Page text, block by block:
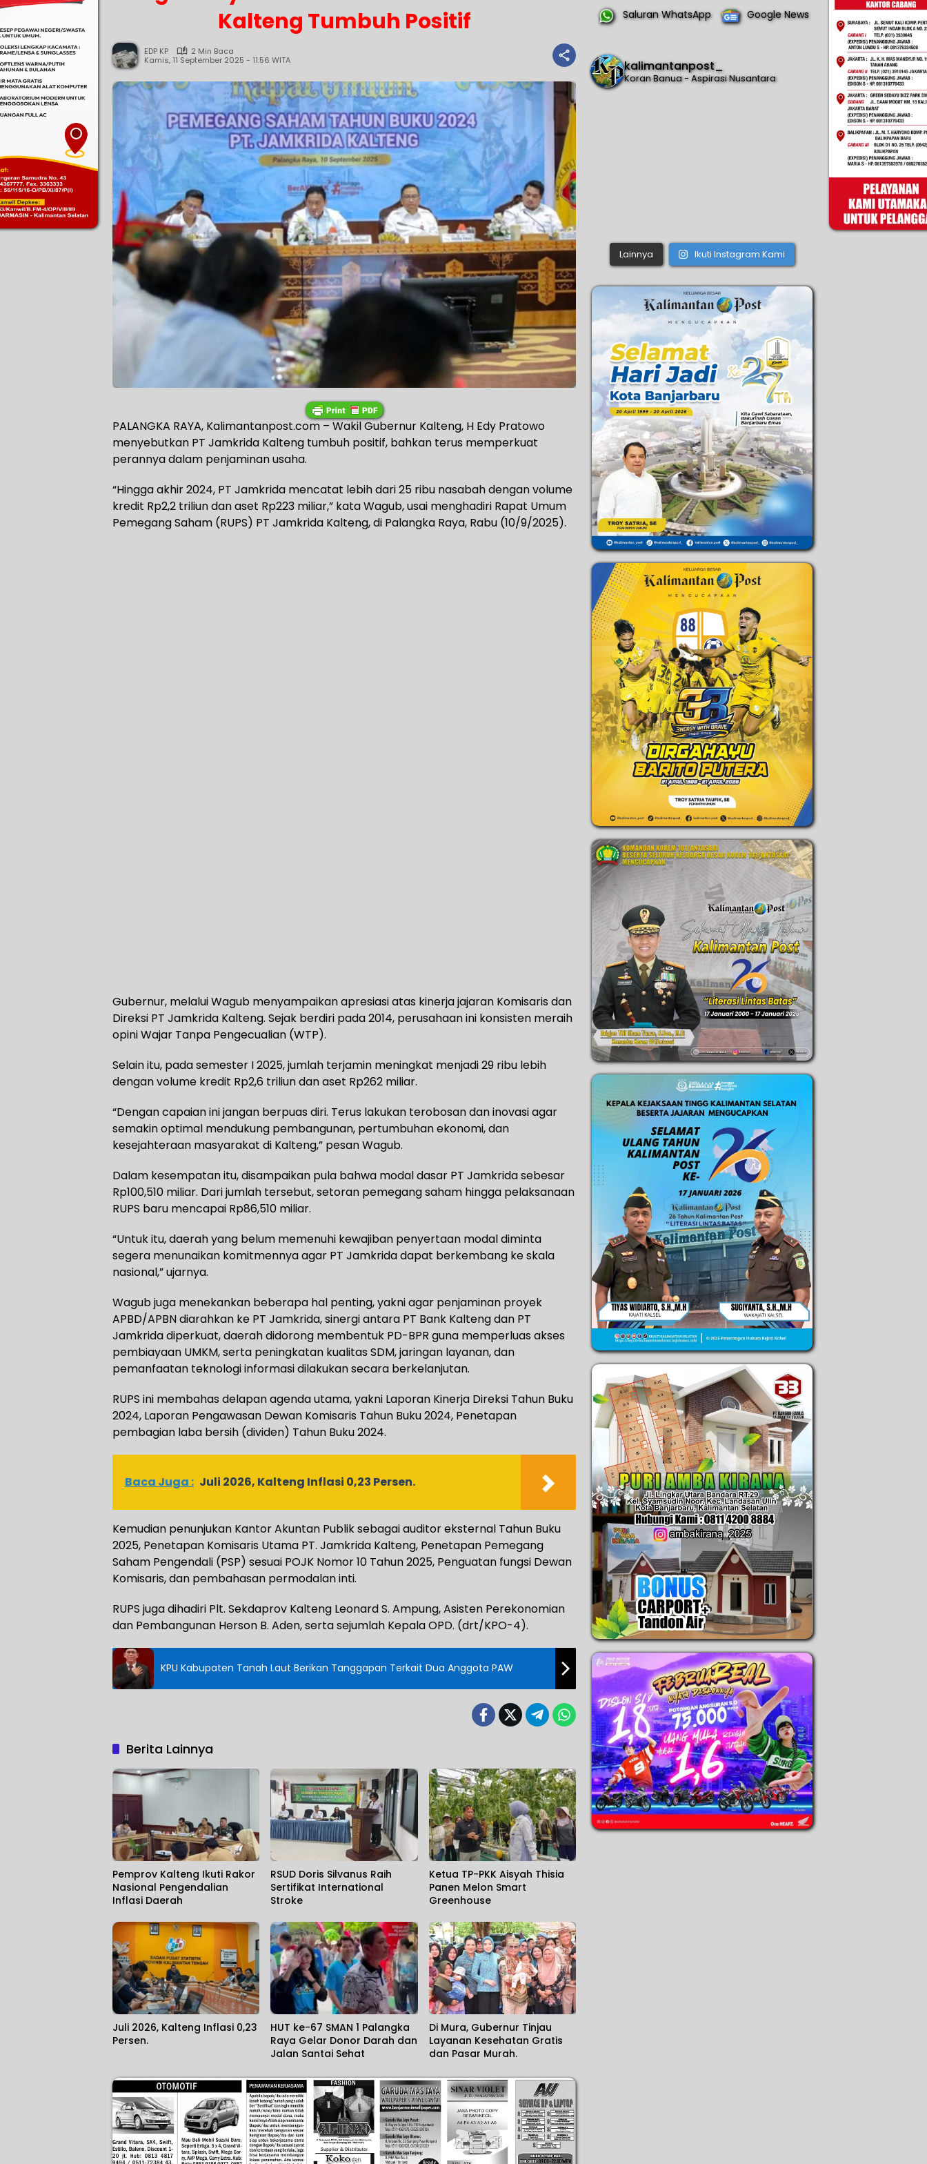
Kalteng Tumbuh Positif
EDP KP
2 Min Baca
Kamis, 11 September 2025 - 11:56 WITA
PALANGKA RAYA, Kalimantanpost.com – Wakil Gubernur Kalteng, H Edy Pratowo
menyebutkan PT Jamkrida Kalteng tumbuh positif, bahkan terus memperkuat
perannya dalam penjaminan usaha.
“Hingga akhir 2024, PT Jamkrida mencatat lebih dari 25 ribu nasabah dengan volume
kredit Rp2,2 triliun dan aset Rp223 miliar,” kata Wagub, usai menghadiri Rapat Umum
Pemegang Saham (RUPS) PT Jamkrida Kalteng, di Palangka Raya, Rabu (10/9/2025).
Gubernur, melalui Wagub menyampaikan apresiasi atas kinerja jajaran Komisaris dan
Direksi PT Jamkrida Kalteng. Sejak berdiri pada 2014, perusahaan ini konsisten meraih
opini Wajar Tanpa Pengecualian (WTP).
Selain itu, pada semester I 2025, jumlah terjamin meningkat menjadi 29 ribu lebih
dengan volume kredit Rp2,6 triliun dan aset Rp262 miliar.
“Dengan capaian ini jangan berpuas diri. Terus lakukan terobosan dan inovasi agar
semakin optimal mendukung pembangunan, pertumbuhan ekonomi, dan
kesejahteraan masyarakat di Kalteng,” pesan Wagub.
Dalam kesempatan itu, disampaikan pula bahwa modal dasar PT Jamkrida sebesar
Rp100,510 miliar. Dari jumlah tersebut, setoran pemegang saham hingga pelaksanaan
RUPS baru mencapai Rp86,510 miliar.
“Untuk itu, daerah yang belum memenuhi kewajiban penyertaan modal diminta
segera menunaikan komitmennya agar PT Jamkrida dapat berkembang ke skala
nasional,” ujarnya.
Wagub juga menekankan beberapa hal penting, yakni agar penjaminan proyek
APBD/APBN diarahkan ke PT Jamkrida, sinergi antara PT Bank Kalteng dan PT
Jamkrida diperkuat, daerah didorong membentuk PD-BPR guna memperluas akses
pembiayaan UMKM, serta peningkatan kualitas SDM, jaringan layanan, dan
pemanfaatan teknologi informasi dilakukan secara berkelanjutan.
RUPS ini membahas delapan agenda utama, yakni Laporan Kinerja Direksi Tahun Buku
2024, Laporan Pengawasan Dewan Komisaris Tahun Buku 2024, Penetapan
pembagian laba bersih (dividen) Tahun Buku 2024.
Baca Juga : Juli 2026, Kalteng Inflasi 0,23 Persen.
Kemudian penunjukan Kantor Akuntan Publik sebagai auditor eksternal Tahun Buku
2025, Penetapan Komisaris Utama PT. Jamkrida Kalteng, Penetapan Pemegang
Saham Pengendali (PSP) sesuai POJK Nomor 10 Tahun 2025, Penguatan fungsi Dewan
Komisaris, dan pembahasan permodalan inti.
RUPS juga dihadiri Plt. Sekdaprov Kalteng Leonard S. Ampung, Asisten Perekonomian
dan Pembangunan Herson B. Aden, serta sejumlah Kepala OPD. (drt/KPO-4).
KPU Kabupaten Tanah Laut Berikan Tanggapan Terkait Dua Anggota PAW
Berita Lainnya
Pemprov Kalteng Ikuti Rakor
Nasional Pengendalian
Inflasi Daerah
RSUD Doris Silvanus Raih
Sertifikat International
Stroke
Ketua TP-PKK Aisyah Thisia
Panen Melon Smart
Greenhouse
Juli 2026, Kalteng Inflasi 0,23
Persen.
HUT ke-67 SMAN 1 Palangka
Raya Gelar Donor Darah dan
Jalan Santai Sehat
Di Mura, Gubernur Tinjau
Layanan Kesehatan Gratis
dan Pasar Murah.
Saluran WhatsApp Google News
kalimantanpost_
Koran Banua - Aspirasi Nusantara
Lainnya Ikuti Instagram Kami